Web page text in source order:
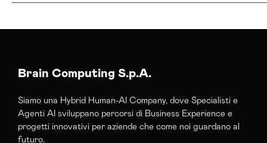
Agenzia Posizionamento Seo Pisa
Agenzia Web Marketing Pisa
Campagne Adv Social Pisa
Campagne Advertising Pisa
Brain Computing S.p.A.
Siamo una Hybrid Human-AI Company, dove Specialisti e
Agenti AI sviluppano percorsi di Business Experience e
progetti innovativi per aziende che come noi guardano al
futuro.